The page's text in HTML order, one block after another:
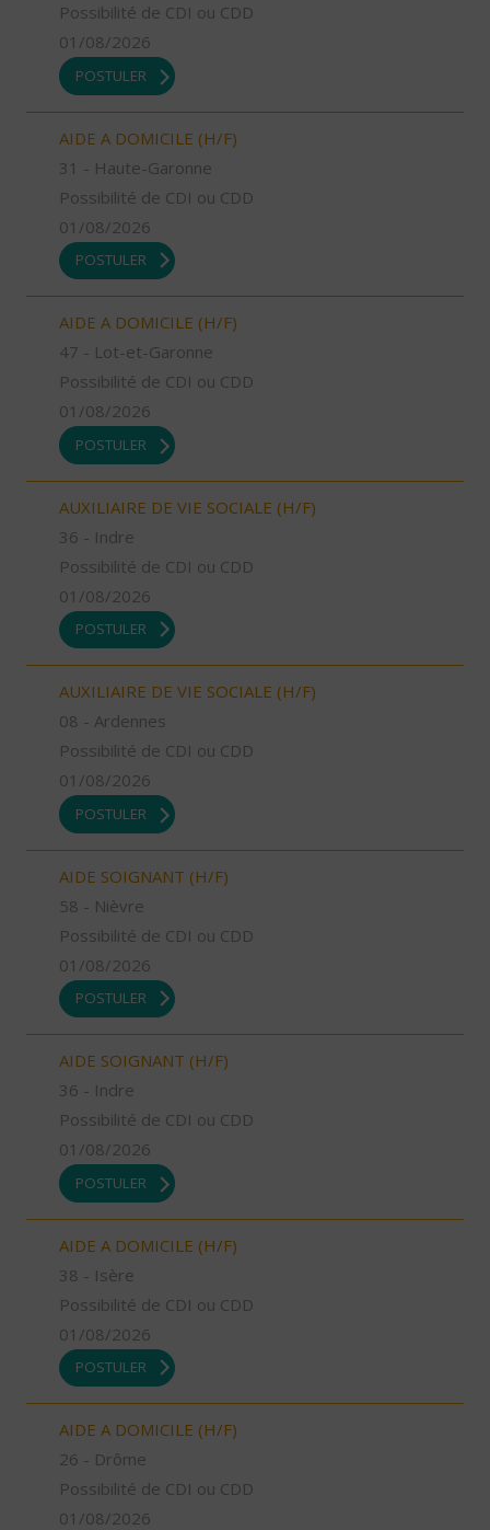
Possibilité de CDI ou CDD
01/08/2026
POSTULER
AIDE A DOMICILE (H/F)
31 - Haute-Garonne
Possibilité de CDI ou CDD
01/08/2026
POSTULER
AIDE A DOMICILE (H/F)
47 - Lot-et-Garonne
Possibilité de CDI ou CDD
01/08/2026
POSTULER
AUXILIAIRE DE VIE SOCIALE (H/F)
36 - Indre
Possibilité de CDI ou CDD
01/08/2026
POSTULER
AUXILIAIRE DE VIE SOCIALE (H/F)
08 - Ardennes
Possibilité de CDI ou CDD
01/08/2026
POSTULER
AIDE SOIGNANT (H/F)
58 - Nièvre
Possibilité de CDI ou CDD
01/08/2026
POSTULER
AIDE SOIGNANT (H/F)
36 - Indre
Possibilité de CDI ou CDD
01/08/2026
POSTULER
AIDE A DOMICILE (H/F)
38 - Isère
Possibilité de CDI ou CDD
01/08/2026
POSTULER
AIDE A DOMICILE (H/F)
26 - Drôme
Possibilité de CDI ou CDD
01/08/2026